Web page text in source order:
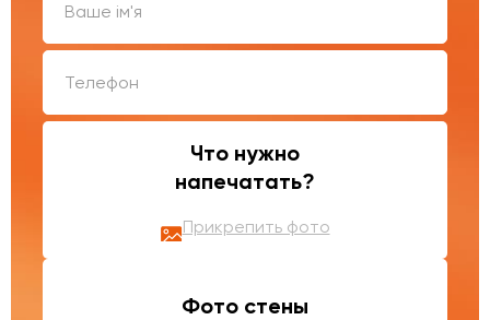
Что нужно
напечатать?
Прикрепить фото
Фото стены